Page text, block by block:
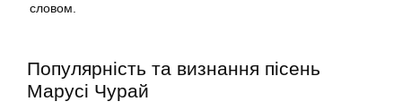
словом.
Популярність та визнання пісень
Марусі Чурай